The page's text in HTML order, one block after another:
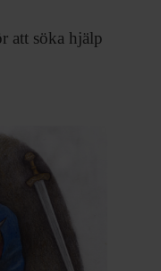
att söka hjälp